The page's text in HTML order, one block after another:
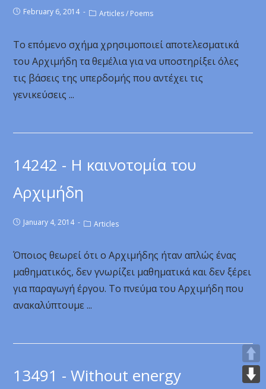
February 6, 2014 Articles / Poems
Το επόμενο σχήμα χρησιμοποιεί αποτελεσματικά
του Αρχιμήδη τα θεμέλια για να υποστηρίξει όλες
τις βάσεις της υπερδομής που αντέχει τις
γενικεύσεις ...
14242 - Η καινοτομία του
Αρχιμήδη
January 4, 2014 Articles
Όποιος θεωρεί ότι ο Αρχιμήδης ήταν απλώς ένας
μαθηματικός, δεν γνωρίζει μαθηματικά και δεν ξέρει
για παραγωγή έργου. Το πνεύμα του Αρχιμήδη που
ανακαλύπτουμε ...
13491 - Without energy